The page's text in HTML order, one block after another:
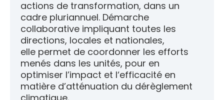
actions de transformation, dans un
cadre pluriannuel. Démarche
collaborative impliquant toutes les
directions, locales et nationales,
elle permet de coordonner les efforts
menés dans les unités, pour en
optimiser l’impact et l‘efficacité en
matière d’atténuation du dérèglement